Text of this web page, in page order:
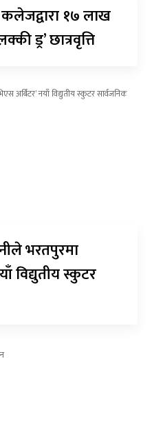
१७ लाख
ड्र’ छात्रवृत्ति
भरतपुरमा
विद्युतीय स्कुटर